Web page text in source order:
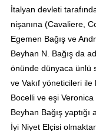
İtalyan devleti
nişanına (Cavaliere,
Egemen Bağış ve
Beyhan N. Bağış da
önünde dünyaca ünlü
ve Vakıf yöneticileri
Bocelli ve eşi Veronica
Beyhan Bağış yaptığı
İyi Niyet Elçisi